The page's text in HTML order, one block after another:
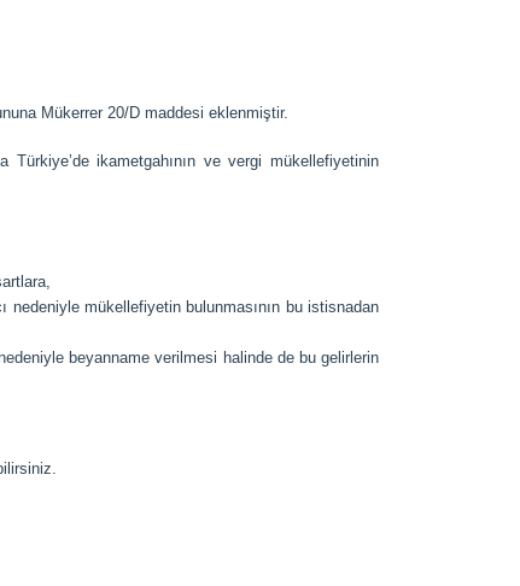
Mükerrer 20/D maddesi eklenmiştir.
ikametgahının ve vergi mükellefiyetinin
nedeniyle mükellefiyetin bulunmasının bu istisnadan
beyanname verilmesi halinde de bu gelirlerin